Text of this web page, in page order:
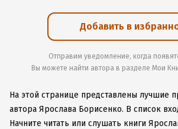
Добавить в
Отправим уведомление, когда
Вы можете найти автора в разделе Мои
На этой странице представлены лучшие
автора Ярослава Борисенко. В список
Начните читать или слушать книги